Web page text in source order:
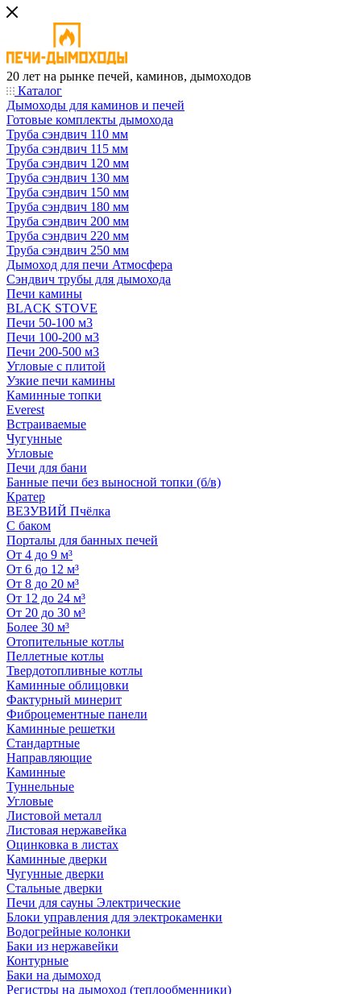
20 лет на рынке печей, каминов, дымоходов
Каталог
Дымоходы для каминов и печей
Готовые комплекты дымохода
Труба сэндвич 110 мм
Труба сэндвич 115 мм
Труба сэндвич 120 мм
Труба сэндвич 130 мм
Труба сэндвич 150 мм
Труба сэндвич 180 мм
Труба сэндвич 200 мм
Труба сэндвич 220 мм
Труба сэндвич 250 мм
Дымоход для печи Атмосфера
Сэндвич трубы для дымохода
Печи камины
BLACK STOVE
Печи 50-100 м3
Печи 100-200 м3
Печи 200-500 м3
Угловые с плитой
Узкие печи камины
Каминные топки
Everest
Встраиваемые
Чугунные
Угловые
Печи для бани
Банные печи без выносной топки (б/в)
Кратер
ВЕЗУВИЙ Пчёлка
С баком
Порталы для банных печей
От 4 до 9 м³
От 6 до 12 м³
От 8 до 20 м³
От 12 до 24 м³
От 20 до 30 м³
Более 30 м³
Отопительные котлы
Пеллетные котлы
Твердотопливные котлы
Каминные облицовки
Фактурный минерит
Фиброцементные панели
Каминные решетки
Стандартные
Направляющие
Каминные
Туннельные
Угловые
Листовой металл
Листовая нержавейка
Оцинковка в листах
Каминные дверки
Чугунные дверки
Стальные дверки
Печи для сауны Электрические
Блоки управления для электрокаменки
Водогрейные колонки
Баки из нержавейки
Контурные
Баки на дымоход
Регистры на дымоход (теплообменники)